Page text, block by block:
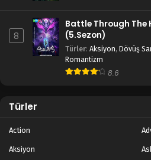
8
Battle Through The
(5.Sezon)
Türler: Aksiyon, Dövüş
Romantizm
8.6
Türler
Action
Aksiyon